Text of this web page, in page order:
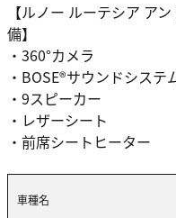
【ルノー ルーテシア ア
備】
・360°カメラ
・BOSE®サウンドシステ
・9スピーカー
・レザーシート
・前席シートヒーター
車種名